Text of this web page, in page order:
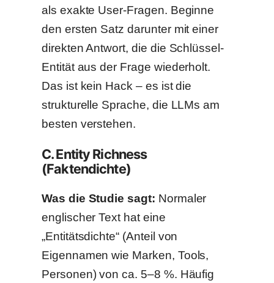
als exakte User-Fragen. Beginne
den ersten Satz darunter mit einer
direkten Antwort, die die Schlüssel-
Entität aus der Frage wiederholt.
Das ist kein Hack – es ist die
strukturelle Sprache, die LLMs am
besten verstehen.
C. Entity Richness
(Faktendichte)
Was die Studie sagt: Normaler
englischer Text hat eine
„Entitätsdichte“ (Anteil von
Eigennamen wie Marken, Tools,
Personen) von ca. 5–8 %. Häufig